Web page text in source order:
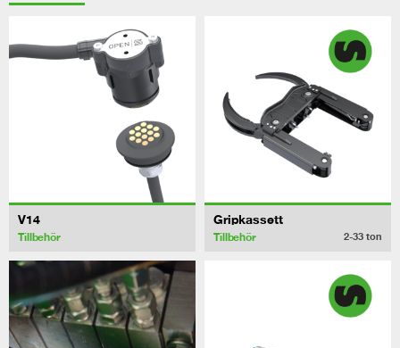
V14
Tillbehör
Gripkassett
Tillbehör 2-33 ton